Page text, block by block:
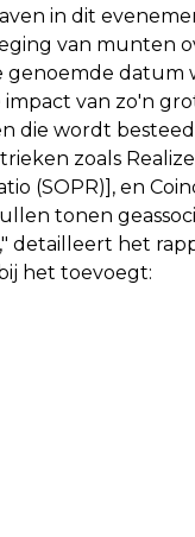
in dit
van munten
genoemde datum
van zo'n
die wordt
zoals
(SOPR)], en
tonen
detailleert het
het toevoegt: